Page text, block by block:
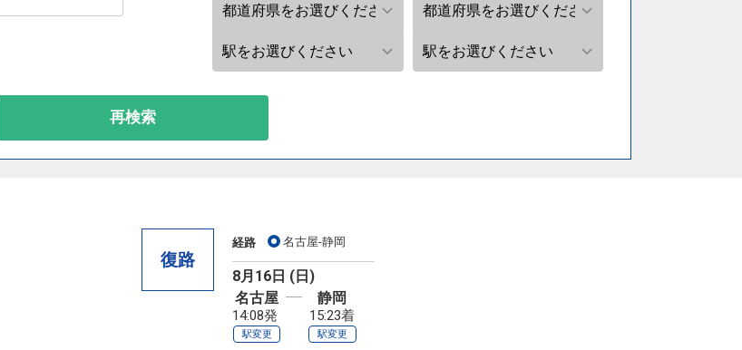
再検索
復路
経路 名古屋-静岡
8月16日 (日)
名古屋
14:08発
駅変更
静岡
15:23着
駅変更